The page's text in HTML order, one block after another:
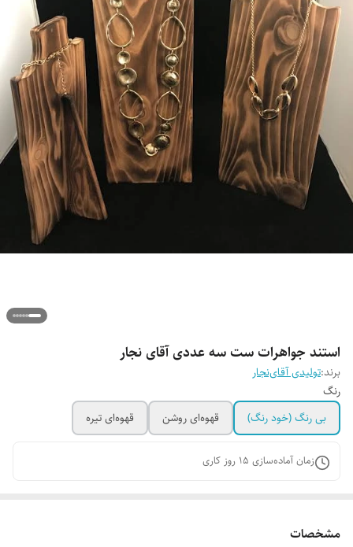
استند جواهرات ست سه عددی آقای نجار
برند:تولیدی آقای‌نجار
رنگ
بی رنگ (خود رنگ)
قهوه‌ای روشن قهوه‌ای تیره
زمان آماده‌سازی 15 روز کاری
مشخصات